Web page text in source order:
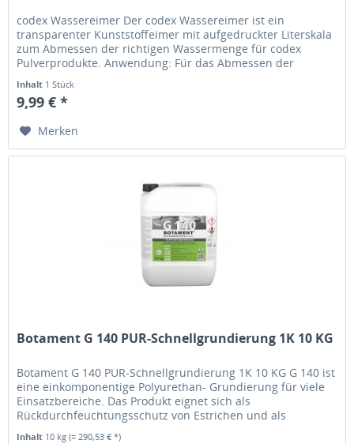
codex Wassereimer Der codex Wassereimer ist ein
transparenter Kunststoffeimer mit aufgedruckter Literskala
zum Abmessen der richtigen Wassermenge für codex
Pulverprodukte. Anwendung: Für das Abmessen der
Inhalt 1 Stück
9,99 € *
Merken
Botament G 140 PUR-Schnellgrundierung 1K 10 KG
Botament G 140 PUR-Schnellgrundierung 1K 10 KG G 140 ist
eine einkomponentige Polyurethan- Grundierung für viele
Einsatzbereiche. Das Produkt eignet sich als
Rückdurchfeuchtungsschutz von Estrichen und als
Sperrgrundierung für zementäre...
Inhalt 10 kg(= 290,53 € *)